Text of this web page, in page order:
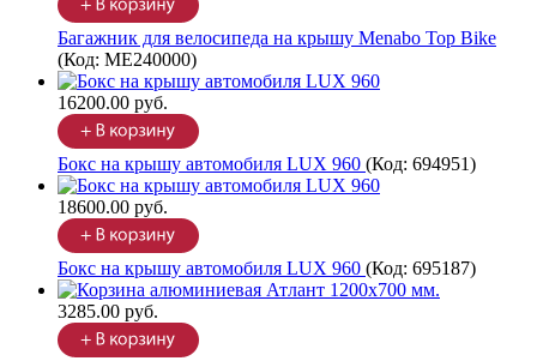
Багажник для велосипеда на крышу Menabo Top Bike
(Код: ME240000)
16200.00 руб.
Бокс на крышу автомобиля LUX 960 (Код: 694951)
18600.00 руб.
Бокс на крышу автомобиля LUX 960 (Код: 695187)
3285.00 руб.